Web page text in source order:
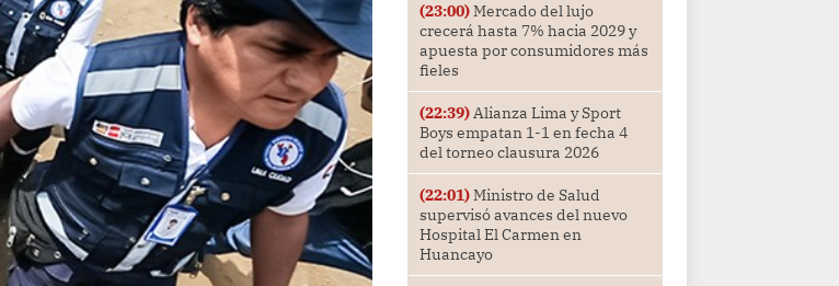
(23:00)Mercado del lujo
crecerá hasta 7% hacia 2029 y
apuesta por consumidores más
fieles
(22:39)Alianza Lima y Sport
Boys empatan 1-1 en fecha 4
del torneo clausura 2026
(22:01)Ministro de Salud
supervisó avances del nuevo
Hospital El Carmen en
Huancayo